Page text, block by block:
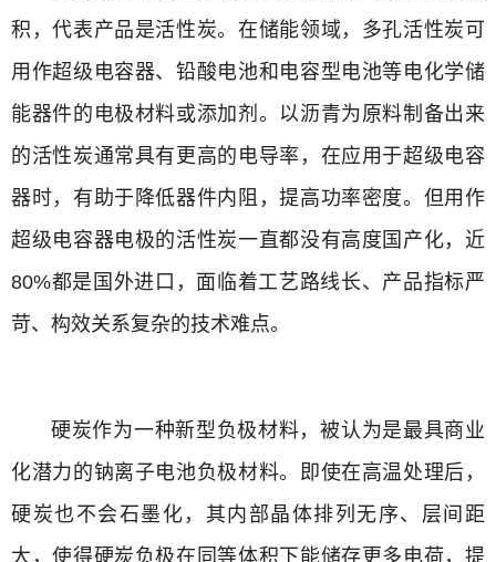
积，代表产品是活性炭。在储能领域，多孔活性炭可
用作超级电容器、铅酸电池和电容型电池等电化学储
能器件的电极材料或添加剂。以沥青为原料制备出来
的活性炭通常具有更高的电导率，在应用于超级电容
器时，有助于降低器件内阻，提高功率密度。但用作
超级电容器电极的活性炭一直都没有高度国产化，近
80%都是国外进口，面临着工艺路线长、产品指标严
苛、构效关系复杂的技术难点。
硬炭作为一种新型负极材料，被认为是最具商业
化潜力的钠离子电池负极材料。即使在高温处理后，
硬炭也不会石墨化，其内部晶体排列无序、层间距
大，使得硬炭负极在同等体积下能储存更多电荷，提